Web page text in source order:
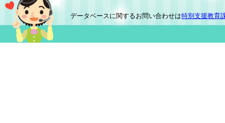
データベースに関するお問い合わせは特別支援教育